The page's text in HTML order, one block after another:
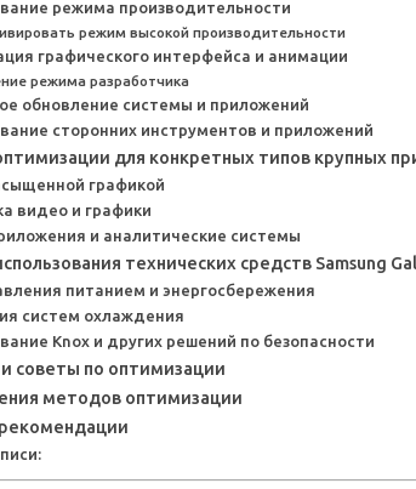
режима производительности
режим высокой производительности
графического интерфейса и анимации
режима разработчика
обновление системы и приложений
сторонних инструментов и приложений
для конкретных типов крупных
графикой
видео и графики
и аналитические системы
технических средств Samsung
питанием и энергосбережения
систем охлаждения
Knox и других решений по безопасности
советы по оптимизации
методов оптимизации